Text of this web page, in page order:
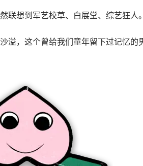
联想到军艺校草、白展堂、综艺狂人。
，这个曾给我们童年留下过记忆的